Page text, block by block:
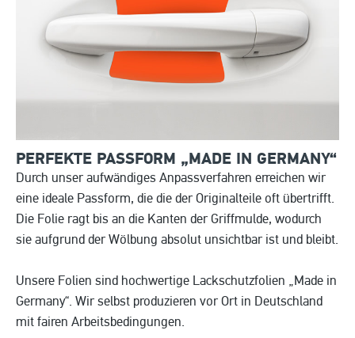
PERFEKTE PASSFORM „MADE IN GERMANY“
Durch unser aufwändiges Anpassverfahren erreichen wir
eine ideale Passform, die die der Originalteile oft übertrifft.
Die Folie ragt bis an die Kanten der Griffmulde, wodurch
sie aufgrund der Wölbung absolut unsichtbar ist und bleibt.
Unsere Folien sind hochwertige Lackschutzfolien „Made in
Germany“. Wir selbst produzieren vor Ort in Deutschland
mit fairen Arbeitsbedingungen.